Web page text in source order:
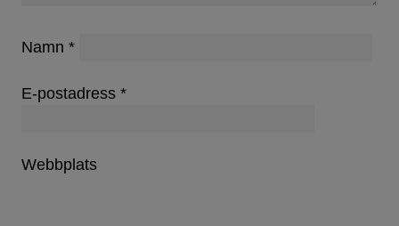
Namn *
E-postadress *
Webbplats